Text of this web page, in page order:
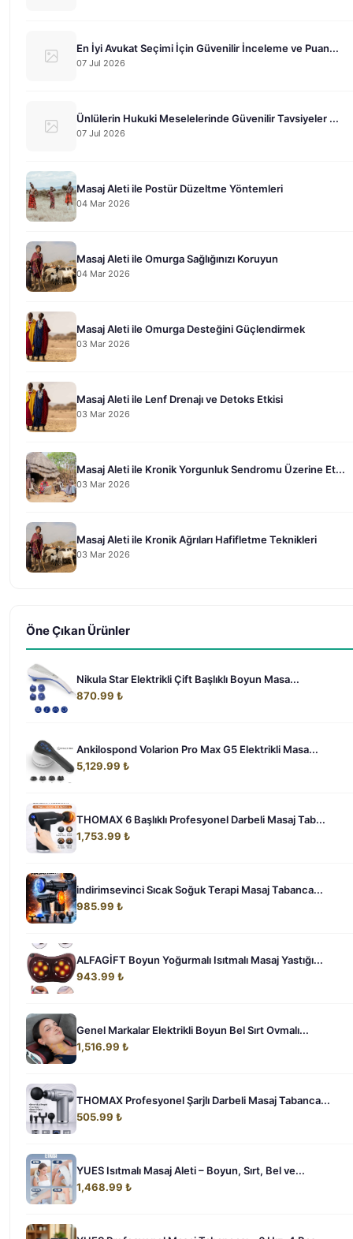
En İyi Avukat Seçimi İçin Güvenilir İnceleme ve Puan...
07 Jul 2026
Ünlülerin Hukuki Meselelerinde Güvenilir Tavsiyeler ...
07 Jul 2026
Masaj Aleti ile Postür Düzeltme Yöntemleri
04 Mar 2026
Masaj Aleti ile Omurga Sağlığınızı Koruyun
04 Mar 2026
Masaj Aleti ile Omurga Desteğini Güçlendirmek
03 Mar 2026
Masaj Aleti ile Lenf Drenajı ve Detoks Etkisi
03 Mar 2026
Masaj Aleti ile Kronik Yorgunluk Sendromu Üzerine Et...
03 Mar 2026
Masaj Aleti ile Kronik Ağrıları Hafifletme Teknikleri
03 Mar 2026
Öne Çıkan Ürünler
Nikula Star Elektrikli Çift Başlıklı Boyun Masa...
870.99 ₺
Ankilospond Volarion Pro Max G5 Elektrikli Masa...
5,129.99 ₺
THOMAX 6 Başlıklı Profesyonel Darbeli Masaj Tab...
1,753.99 ₺
indirimsevinci Sıcak Soğuk Terapi Masaj Tabanca...
985.99 ₺
ALFAGİFT Boyun Yoğurmalı Isıtmalı Masaj Yastığı...
943.99 ₺
Genel Markalar Elektrikli Boyun Bel Sırt Ovmalı...
1,516.99 ₺
THOMAX Profesyonel Şarjlı Darbeli Masaj Tabanca...
505.99 ₺
YUES Isıtmalı Masaj Aleti – Boyun, Sırt, Bel ve...
1,468.99 ₺